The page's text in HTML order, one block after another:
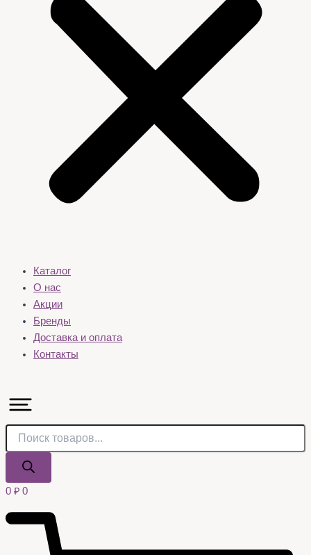
Каталог
О нас
Акции
Бренды
Доставка и оплата
Контакты
0 ₽ 0